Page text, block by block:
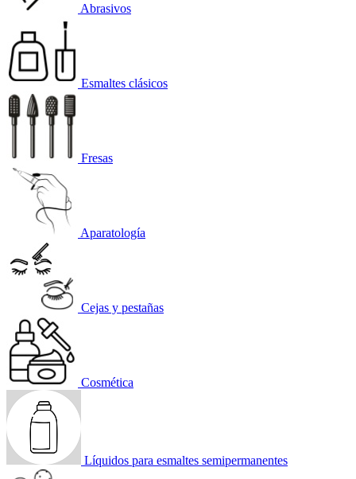
Abrasivos
Esmaltes clásicos
Fresas
Aparatología
Cejas y pestañas
Cosmética
Líquidos para esmaltes semipermanentes